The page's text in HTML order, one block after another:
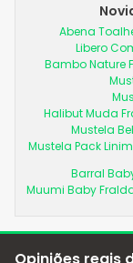
Abena
Libero
Bambo Nature
Halibut Muda
Mustela
Mustela Pack
Barral
Muumi Baby
Opiniões reais